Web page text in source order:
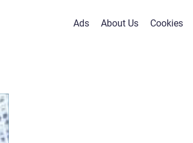
Ads About Us Cookies